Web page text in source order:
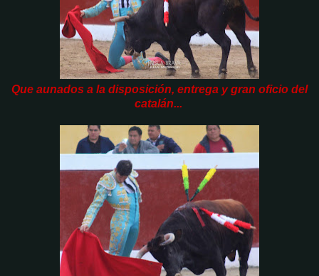
Que aunados a la disposición, entrega y gran oficio del
catalán...